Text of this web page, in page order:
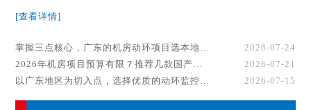
[查看详情]
掌握三点核心，广东的机房动环项目选本地厂家事半功倍！
2026-07-24
2026年机房项目预算有限？推荐几款国产动环监控系统品牌
2026-07-21
以广东地区为切入点，选择优质的动环监控系统厂家
2026-07-15